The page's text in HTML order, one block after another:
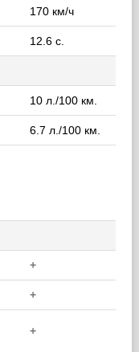
170 км/ч
12.6 с.
10 л./100 км.
6.7 л./100 км.
+
+
+